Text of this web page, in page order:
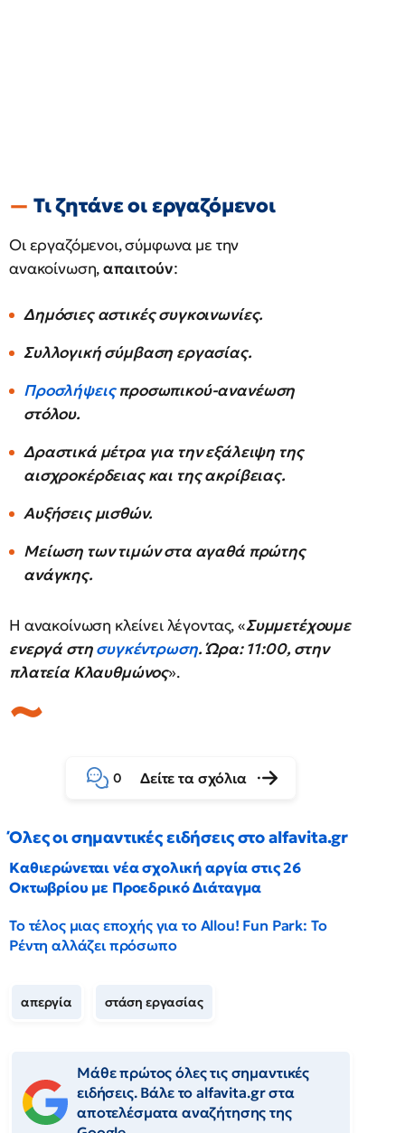
Τι ζητάνε οι εργαζόμενοι
Οι εργαζόμενοι, σύμφωνα με την
ανακοίνωση,απαιτούν:
Δημόσιες αστικές συγκοινωνίες.
Συλλογική σύμβαση εργασίας.
Προσλήψειςπροσωπικού-ανανέωση
στόλου.
Δραστικά μέτρα για την εξάλειψη της
αισχροκέρδειας και της ακρίβειας.
Αυξήσεις μισθών.
Μείωση των τιμών στα αγαθά πρώτης
ανάγκης.
Η ανακοίνωση κλείνει λέγοντας, «Συμμετέχουμε
ενεργά στησυγκέντρωση. Ώρα: 11:00, στην
πλατεία Κλαυθμώνος».
0 Δείτε τα σχόλια
Όλες οι σημαντικές ειδήσεις στο alfavita.gr
Καθιερώνεται νέα σχολική αργία στις 26
Οκτωβρίου με Προεδρικό Διάταγμα
Το τέλος μιας εποχής για το Allou! Fun Park: Το
Ρέντη αλλάζει πρόσωπο
απεργία στάση εργασίας
Μάθε πρώτος όλες τις σημαντικές
ειδήσεις. Βάλε το alfavita.gr στα
αποτελέσματα αναζήτησης της